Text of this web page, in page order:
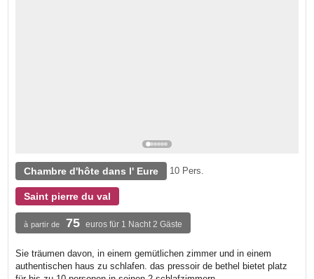
Chambre d'hôte dans l' Eure 10 Pers.
Saint pierre du val
à partir de 75 euros für 1 Nacht 2 Gäste
Sie träumen davon, in einem gemütlichen zimmer und in einem
authentischen haus zu schlafen. das pressoir de bethel bietet platz